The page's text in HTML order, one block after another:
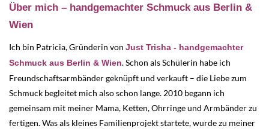
Über mich – handgemachter Schmuck aus Berlin &
Wien
Ich bin Patricia, Gründerin von Just Trisha - handgemachter
Schmuck aus Berlin & Wien. Schon als Schülerin habe ich
Freundschaftsarmbänder geknüpft und verkauft – die Liebe zum
Schmuck begleitet mich also schon lange. 2010 begann ich
gemeinsam mit meiner Mama, Ketten, Ohrringe und Armbänder zu
fertigen. Was als kleines Familienprojekt startete, wurde zu meiner